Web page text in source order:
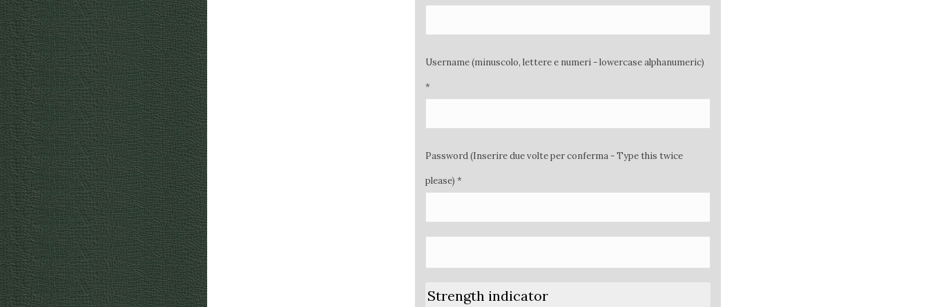
Username (minuscolo, lettere e numeri - lowercase alphanumeric)
*
Password (Inserire due volte per conferma - Type this twice
please) *
Strength indicator